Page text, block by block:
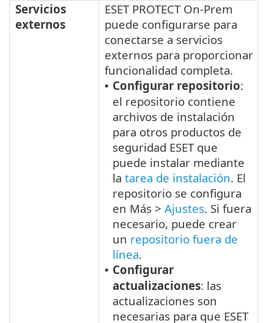
Servicios
externos
ESET PROTECT On-Prem
puede configurarse para
conectarse a servicios
externos para proporcionar
funcionalidad completa.
• Configurar repositorio:
el repositorio contiene
archivos de instalación
para otros productos de
seguridad ESET que
puede instalar mediante
la tarea de instalación. El
repositorio se configura
en Más > Ajustes. Si fuera
necesario, puede crear
un repositorio fuera de
línea.
• Configurar
actualizaciones: las
actualizaciones son
necesarias para que ESET